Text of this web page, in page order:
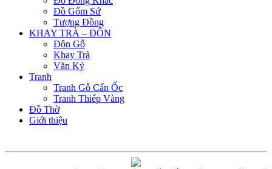
Đồ Gốm Sứ
Tượng Đồng
KHAY TRÀ – ĐÔN
Đôn Gỗ
Khay Trà
Văn Kỷ
Tranh
Tranh Gỗ Cẩn Ốc
Tranh Thiếp Vàng
Đồ Thờ
Giới thiệu